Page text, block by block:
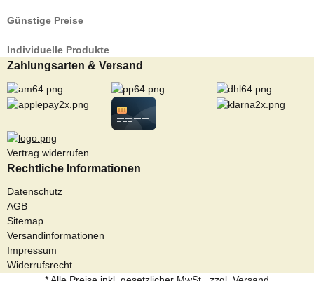
Günstige Preise
Individuelle Produkte
Zahlungsarten & Versand
Vertrag widerrufen
Rechtliche Informationen
Datenschutz
AGB
Sitemap
Versandinformationen
Impressum
Widerrufsrecht